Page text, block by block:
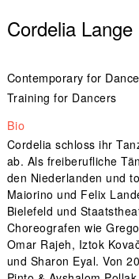
Cordelia Lange
Contemporary for
Training for Dancers
Bio
Cordelia schloss ihr
ab. Als freiberufliche
den Niederlanden und
Maiorino und Felix
Bielefeld und
Choreografen wie
Omar Rajeh, Iztok
und Sharon Eyal. Von